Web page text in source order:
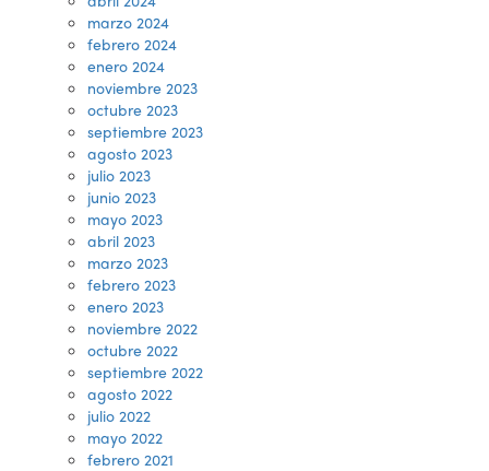
marzo 2024
febrero 2024
enero 2024
noviembre 2023
octubre 2023
septiembre 2023
agosto 2023
julio 2023
junio 2023
mayo 2023
abril 2023
marzo 2023
febrero 2023
enero 2023
noviembre 2022
octubre 2022
septiembre 2022
agosto 2022
julio 2022
mayo 2022
febrero 2021